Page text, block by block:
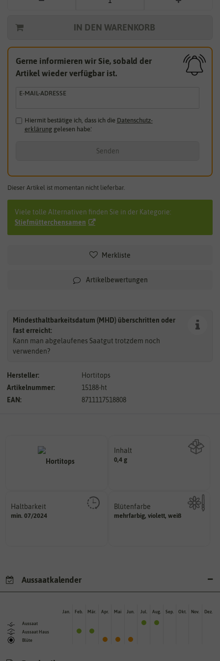
IN DEN WARENKORB
Gerne informieren wir Sie, sobald der
Artikel wieder verfügbar ist.
E-MAIL-ADRESSE
Hiermit bestätige ich, dass ich die Daten­schutz­
erklärunggelesen habe.*
Senden
Dieser Artikel ist momentan nicht lieferbar.
Viele tolle Alternativen finden Sie in der Kategorie:
Stiefmütterchensamen
Merkliste
Artikelbewertungen
Mindesthaltbarkeitsdatum (MHD) überschritten oder
fast erreicht:
Kann man abgelaufenes Saatgut trotzdem noch
verwenden?
Hersteller:
Hortitops
Artikelnummer:
15188-ht
EAN:
8711117518808
Inhalt
0,4 g
Haltbarkeit
min. 07/2024
und Pflanzgut sehr gut keimen
sollte.
Blütenfarbe
mehrfarbig, violett, weiß
Kann auch mehrfarbig sein.
Aussaatkalender
Aussaat
Aussaat Haus
Blüte
Jan. Feb. Mär. Apr. Mai Jun. Jul. Aug. Sep. Okt. Nov. Dez.